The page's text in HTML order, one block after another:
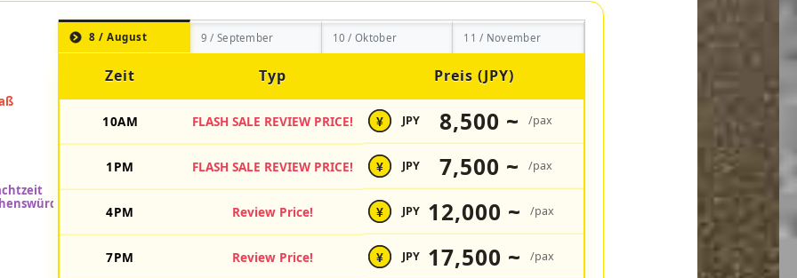
8 / August 9 / September 10 / Oktober 11 / November
Zeit Typ Preis (JPY)
10AM FLASH SALE REVIEW PRICE! ¥ JPY 8,500 ~ /pax
1PM FLASH SALE REVIEW PRICE! ¥ JPY 7,500 ~ /pax
4PM Review Price! ¥ JPY 12,000 ~ /pax
7PM Review Price! ¥ JPY 17,500 ~ /pax